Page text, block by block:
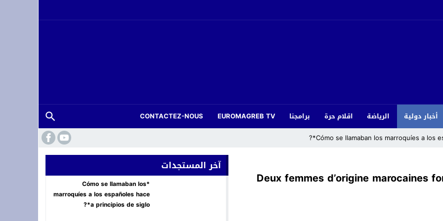
أخبار دولية الرياضة اقلام حرة برامجنا EUROMAGREB TV
CONTACTEZ-NOUS
Deux femmes d’origine marocaines
آخر المستجدات
*Cómo se llamaban los
marroquíes a los españoles hace
a principios de siglo*?